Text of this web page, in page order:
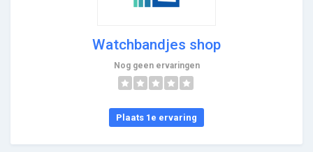
Watchbandjes shop
Nog geen ervaringen
Plaats 1e ervaring